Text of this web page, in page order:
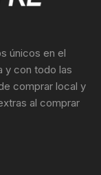
únicos en el
y con todo las
comprar local y
al comprar